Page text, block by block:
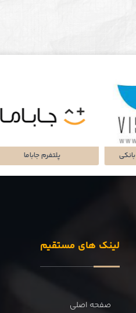
شرکت دلتا پرداز پرشین
لینک های مستقیم
صفحه اصلی